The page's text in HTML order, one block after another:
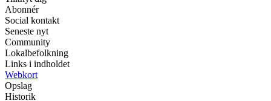
Abonnér
Social kontakt
Seneste nyt
Community
Lokalbefolkning
Links i indholdet
Webkort
Opslag
Historik